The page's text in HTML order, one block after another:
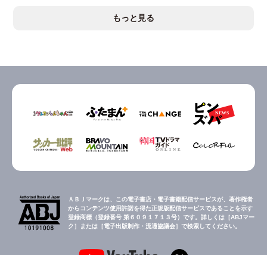
もっと見る
ＡＢＪマークは、この電子書店・電子書籍配信サービスが、著作権者
からコンテンツ使用許諾を得た正規版配信サービスであることを示す
登録商標（登録番号 第６０９１７１３号）です。詳しくは［ABJマー
ク］または［電子出版制作・流通協議会］で検索してください。